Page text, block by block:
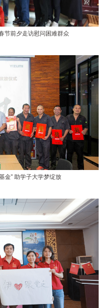
前夕走访慰问困难群众
金” 助学子大学梦绽放